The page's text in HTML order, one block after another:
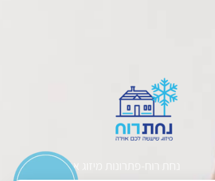
נחת רוח-פתרונות מיזוג אוויר.